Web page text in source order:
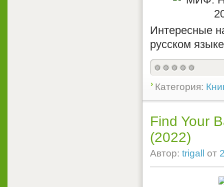
Интересные
русском
Категория:
Find Your
(2022)
Автор: trigall от